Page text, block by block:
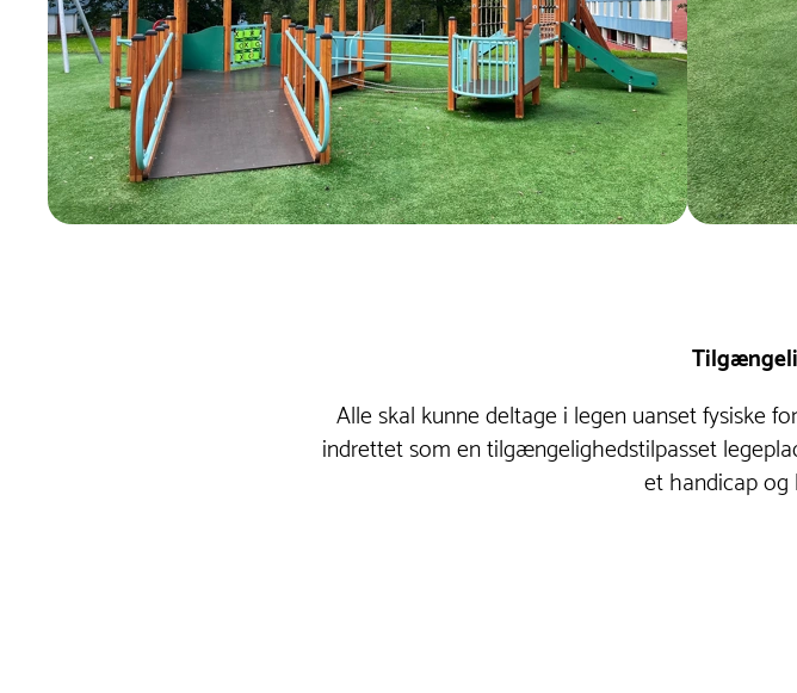
Alle skal kunne deltage i legen uanset fysiske
indrettet som en tilgængelighedstilpasset
et handicap og